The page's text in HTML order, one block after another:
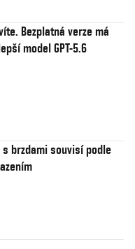
Bezplatná verze má
model GPT-5.6
s brzdami souvisí podle